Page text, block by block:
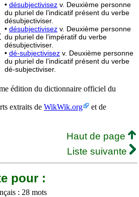
• désubjectivisez v. Deuxième personne
du pluriel de l’indicatif présent du verbe
désubjectiviser.
• désubjectivisez v. Deuxième personne
du pluriel de l’impératif du verbe
désubjectiviser.
• dé-subjectivisez v. Deuxième personne
du pluriel de l’indicatif présent du verbe
dé-subjectiviser.
édition du dictionnaire officiel du
extraits de WikWik.org
et de
Haut de page
Liste suivante
pour :
: 28 mots